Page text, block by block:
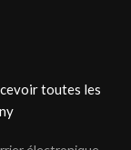
toutes les